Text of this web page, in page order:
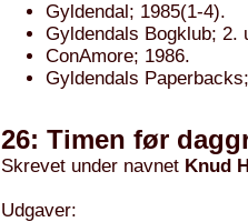
Gyldendal; 1985(1-4).
Gyldendals Bogklub; 2.
ConAmore; 1986.
Gyldendals
26: Timen før
Skrevet under navnet Knud
Udgaver: